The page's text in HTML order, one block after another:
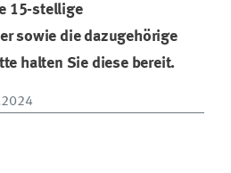
15-stellige
sowie die dazugehörige
halten Sie diese bereit.